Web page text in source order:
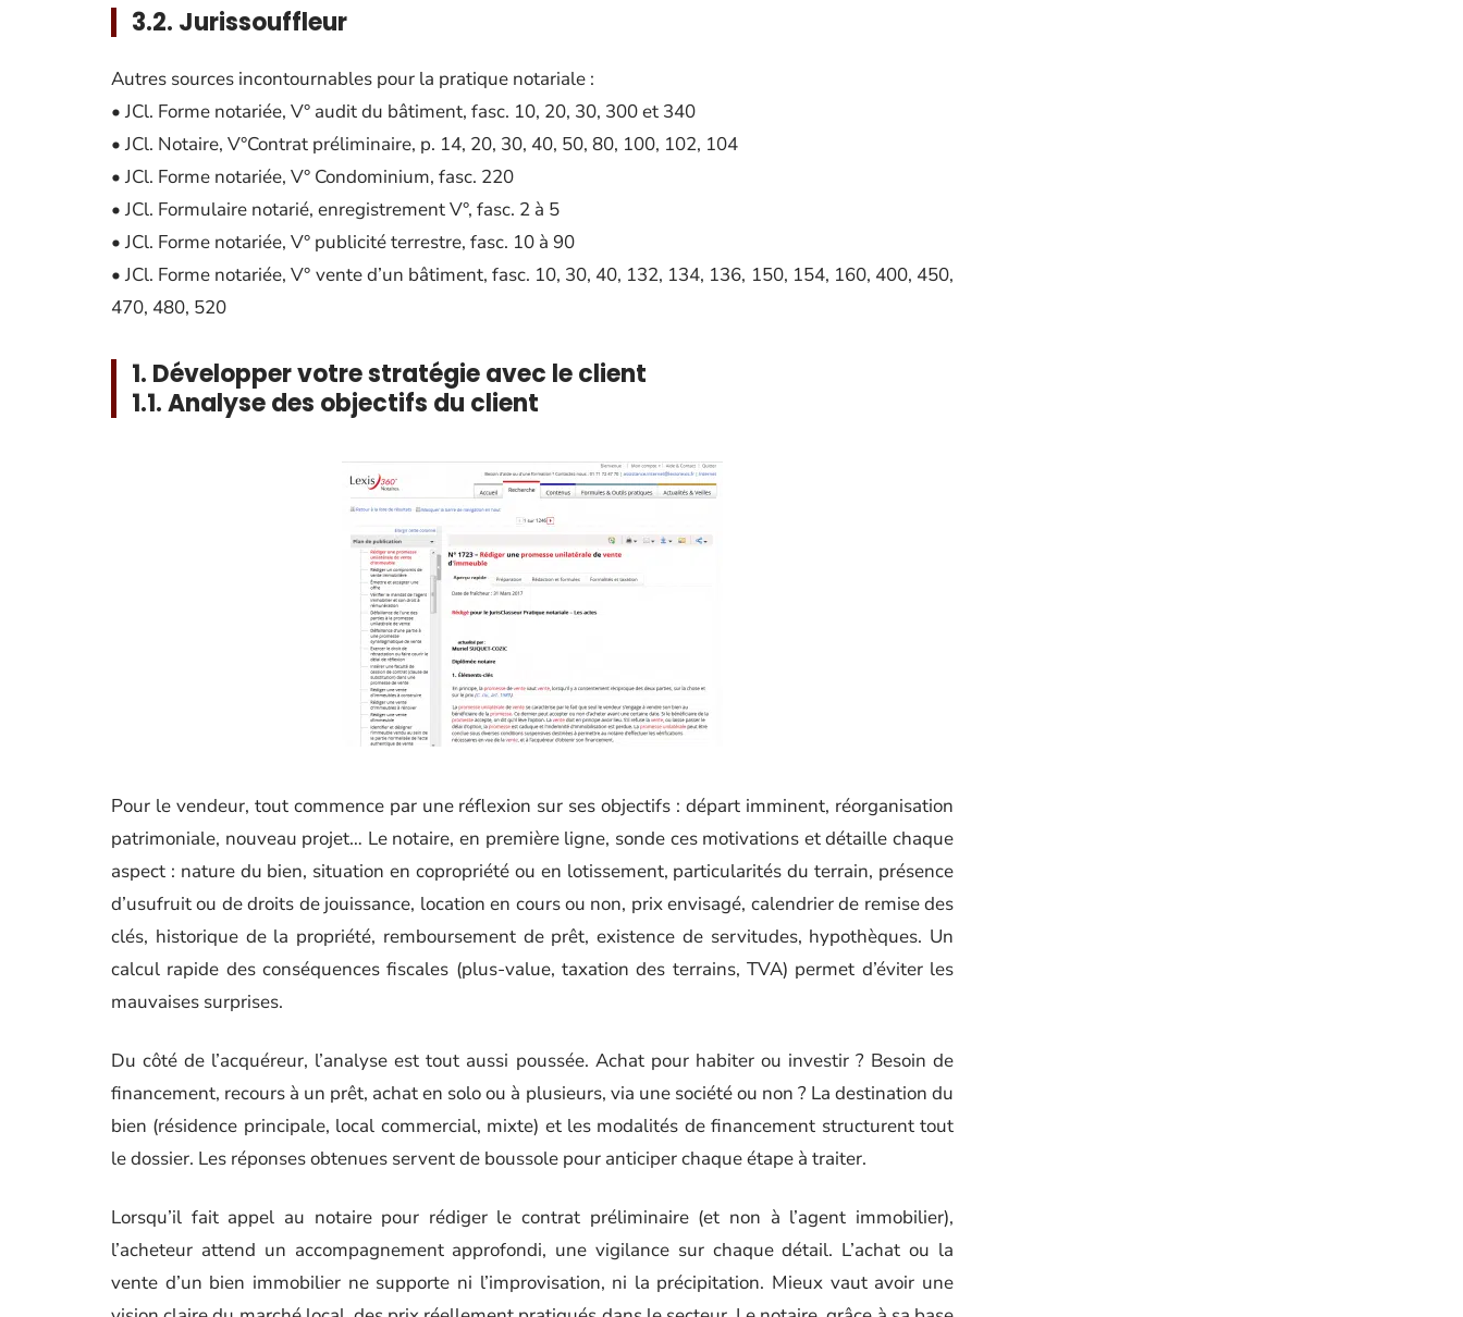
3.2. Jurissouffleur
Autres sources incontournables pour la pratique notariale :
• JCl. Forme notariée, V° audit du bâtiment, fasc. 10, 20, 30, 300 et 340
• JCl. Notaire, V°Contrat préliminaire, p. 14, 20, 30, 40, 50, 80, 100, 102, 104
• JCl. Forme notariée, V° Condominium, fasc. 220
• JCl. Formulaire notarié, enregistrement V°, fasc. 2 à 5
• JCl. Forme notariée, V° publicité terrestre, fasc. 10 à 90
• JCl. Forme notariée, V° vente d’un bâtiment, fasc. 10, 30, 40, 132, 134, 136, 150, 154, 160, 400, 450,
470, 480, 520
1. Développer votre stratégie avec le client
1.1. Analyse des objectifs du client
Pour le vendeur, tout commence par une réflexion sur ses objectifs : départ imminent, réorganisation
patrimoniale, nouveau projet… Le notaire, en première ligne, sonde ces motivations et détaille chaque
aspect : nature du bien, situation en copropriété ou en lotissement, particularités du terrain, présence
d’usufruit ou de droits de jouissance, location en cours ou non, prix envisagé, calendrier de remise des
clés, historique de la propriété, remboursement de prêt, existence de servitudes, hypothèques. Un
calcul rapide des conséquences fiscales (plus-value, taxation des terrains, TVA) permet d’éviter les
mauvaises surprises.
Du côté de l’acquéreur, l’analyse est tout aussi poussée. Achat pour habiter ou investir ? Besoin de
financement, recours à un prêt, achat en solo ou à plusieurs, via une société ou non ? La destination du
bien (résidence principale, local commercial, mixte) et les modalités de financement structurent tout
le dossier. Les réponses obtenues servent de boussole pour anticiper chaque étape à traiter.
Lorsqu’il fait appel au notaire pour rédiger le contrat préliminaire (et non à l’agent immobilier),
l’acheteur attend un accompagnement approfondi, une vigilance sur chaque détail. L’achat ou la
vente d’un bien immobilier ne supporte ni l’improvisation, ni la précipitation. Mieux vaut avoir une